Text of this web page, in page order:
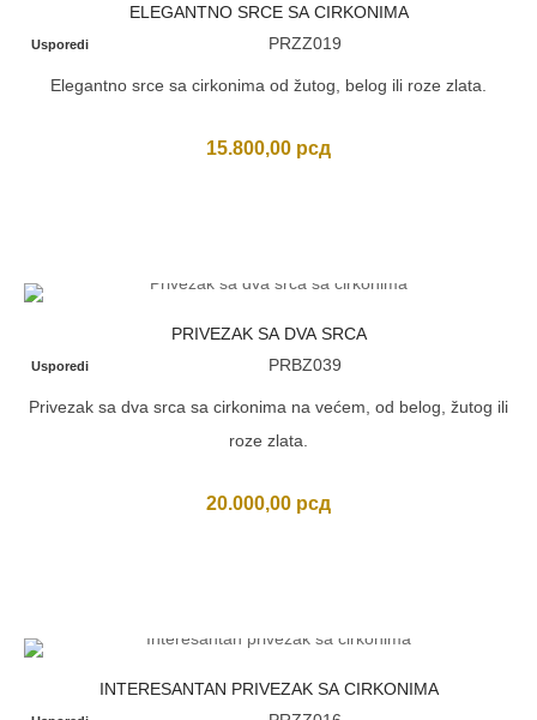
ELEGANTNO SRCE SA CIRKONIMA
Usporedi PRZZ019
Elegantno srce sa cirkonima od žutog, belog ili roze zlata.
15.800,00 рсд
PRIVEZAK SA DVA SRCA
Usporedi PRBZ039
Privezak sa dva srca sa cirkonima na većem, od belog, žutog ili
roze zlata.
20.000,00 рсд
INTERESANTAN PRIVEZAK SA CIRKONIMA